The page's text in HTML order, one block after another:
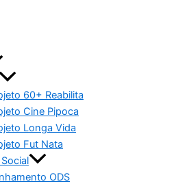
60+ Reabilita
Cine Pipoca
Longa Vida
Fut Nata
ODS